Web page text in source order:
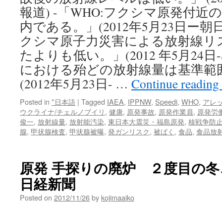
報道) -「WHO:フクシマ原発付近
内である。」(2012年5月23日ー朝
クシマ原子力災害による放射線
たよりも低い。」(2012 年5月24日
における殆どの放射線量は基準範
(2012年5月23日- … Continue reading
Posted in *日本語 | Tagged IAEA, IPPNW, Speedi, WHO, アレ
ウクライナ/チェルノブイリ, 健康, 原発事故, 原発作業員, 原発労
俊一, 放射線量, 放射能汚染, 東日本大震災・福島原発, 核戦争防
腺, 甲状腺検査, 甲状腺被曝, 発ガンリスク, 被ばく , 食品, 食品放
原発 手探りの廃炉 ２度目の
日経新聞
Posted on 2012/11/26by kojimaaiko